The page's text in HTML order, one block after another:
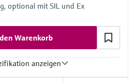
optional mit SIL und Ex
Warenkorb
anzeigen